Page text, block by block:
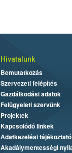
Hivatalunk
Bemutatkozás
Szervezeti felépítés
Gazdálkodási adatok
Felügyeleti szervünk
Projektek
Kapcsolódó linkek
Adatkezelési tájékoztató
Akadálymentességi